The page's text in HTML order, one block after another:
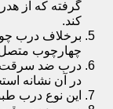
گرفته که از
کند.
برخلاف درب
چهارچوب
درب ضد سرقت
در آن نشانه
این نوع درب